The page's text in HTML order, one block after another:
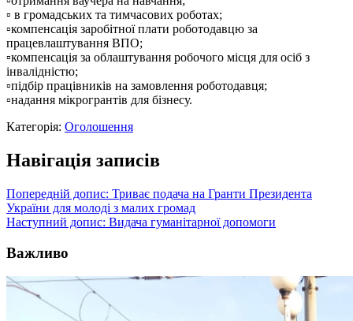
▫️ в громадських та тимчасових роботах;
▫️компенсація заробітної плати роботодавцю за
працевлаштування ВПО;
▫️компенсація за облаштування робочого місця для осіб з
інвалідністю;
▫️підбір працівників на замовлення роботодавця;
▫️надання мікрогрантів для бізнесу.
Категорія: Оголошення
Навігація записів
Попередній допис: Триває подача на Гранти Президента
України для молоді з малих громад
Наступний допис: Видача гуманітарної допомоги
Важливо